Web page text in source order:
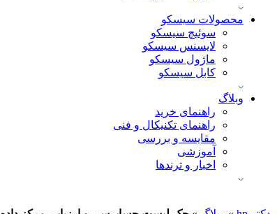
محصولات سیسکو
سوئیچ سیسکو
لایسنس سیسکو
ماژول سیسکو
کابل سیسکو
وبلاگ
راهنمای خرید
راهنمای تکنیکال و فنی
مقایسه و بررسی
آموزشی
اخبار و ترندها